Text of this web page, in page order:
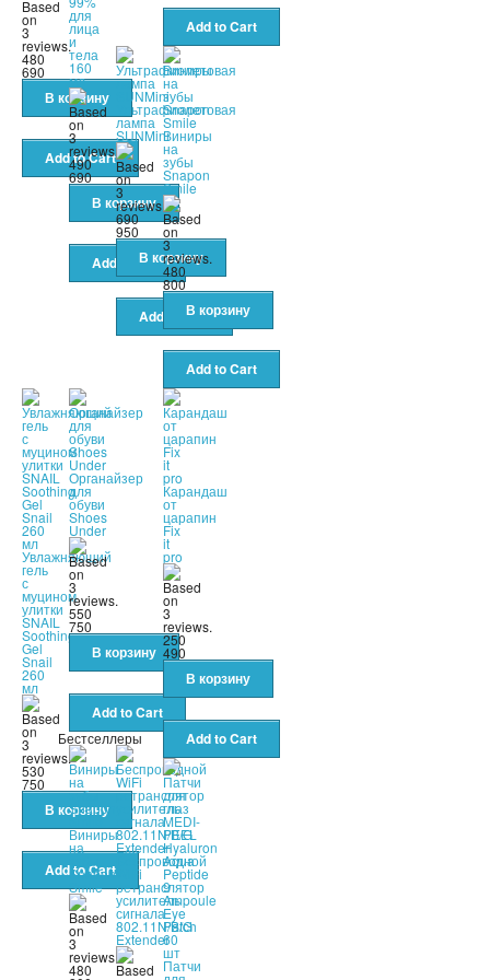
480
690
для
лица
и
тела
160
мл
490
690
Ультрафиолетовая
лампа
SUNMini
690
950
Виниры
на
зубы
Snapon
Smile
480
800
Увлажняющий
гель
с
муцином
улитки
SNAIL
Soothing
Gel
Snail
260
мл
530
750
Органайзер
для
обуви
Shoes
Under
550
750
Карандаш
от
царапин
Fix
it
pro
250
490
Бестселлеры
Виниры
на
Snapon
Smile
480
Беспроводной
WiFi
ретранслятор
усилитель
сигнала
802.11N/B/G
Extender
Патчи